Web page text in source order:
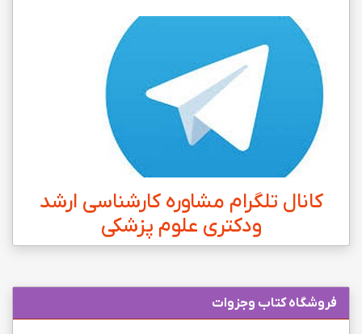
کانال تلگرام مشاوره کارشناسی ارشد
ودکتری علوم پزشکی
فروشگاه کتاب وجزوات